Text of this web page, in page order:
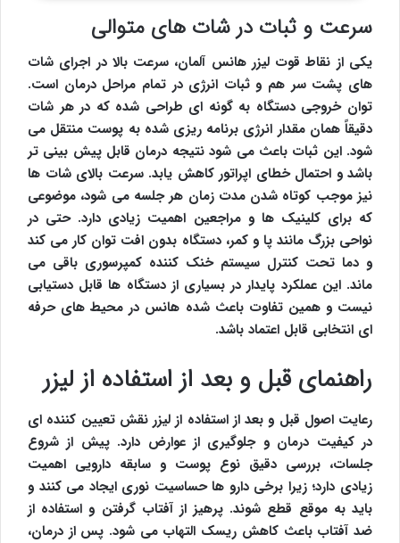
سرعت و ثبات در شات های متوالی
یکی از نقاط قوت لیزر هانس آلمان، سرعت بالا در اجرای شات
های پشت سر هم و ثبات انرژی در تمام مراحل درمان است.
توان خروجی دستگاه به گونه ای طراحی شده که در هر شات
دقیقاً همان مقدار انرژی برنامه ریزی شده به پوست منتقل می
شود. این ثبات باعث می شود نتیجه درمان قابل پیش بینی تر
باشد و احتمال خطای اپراتور کاهش یابد. سرعت بالای شات ها
نیز موجب کوتاه شدن مدت زمان هر جلسه می شود، موضوعی
که برای کلینیک ها و مراجعین اهمیت زیادی دارد. حتی در
نواحی بزرگ مانند پا و کمر، دستگاه بدون افت توان کار می کند
و دما تحت کنترل سیستم خنک کننده کمپرسوری باقی می
ماند. این عملکرد پایدار در بسیاری از دستگاه ها قابل دستیابی
نیست و همین تفاوت باعث شده هانس در محیط های حرفه
ای انتخابی قابل اعتماد باشد.
راهنمای قبل و بعد از استفاده از لیزر
رعایت اصول قبل و بعد از استفاده از لیزر نقش تعیین کننده ای
در کیفیت درمان و جلوگیری از عوارض دارد. پیش از شروع
جلسات، بررسی دقیق نوع پوست و سابقه دارویی اهمیت
زیادی دارد؛ زیرا برخی دارو ها حساسیت نوری ایجاد می کنند و
باید به موقع قطع شوند. پرهیز از آفتاب گرفتن و استفاده از
ضد آفتاب باعث کاهش ریسک التهاب می شود. پس از درمان،